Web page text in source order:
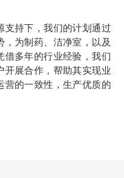
支持下，我们的计划通过
为制药、洁净室，以及
借多年的行业经验，我们
开展合作，​​帮助其实现业
营的一致性，生产优质的